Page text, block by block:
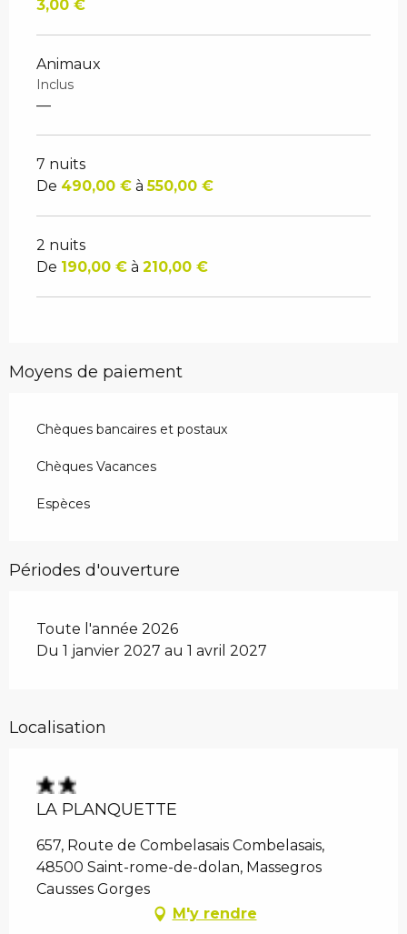
3,00 €
Animaux
Inclus
—
7 nuits
De 490,00 € à550,00 €
2 nuits
De 190,00 € à 210,00 €
Moyens de paiement
Chèques bancaires et postaux
Chèques Vacances
Espèces
Périodes d'ouverture
Toute l'année 2026
Du 1 janvier 2027 au 1 avril 2027
Localisation
LA PLANQUETTE
657, Route de Combelasais Combelasais,
48500 Saint-rome-de-dolan, Massegros
Causses Gorges
M'y rendre